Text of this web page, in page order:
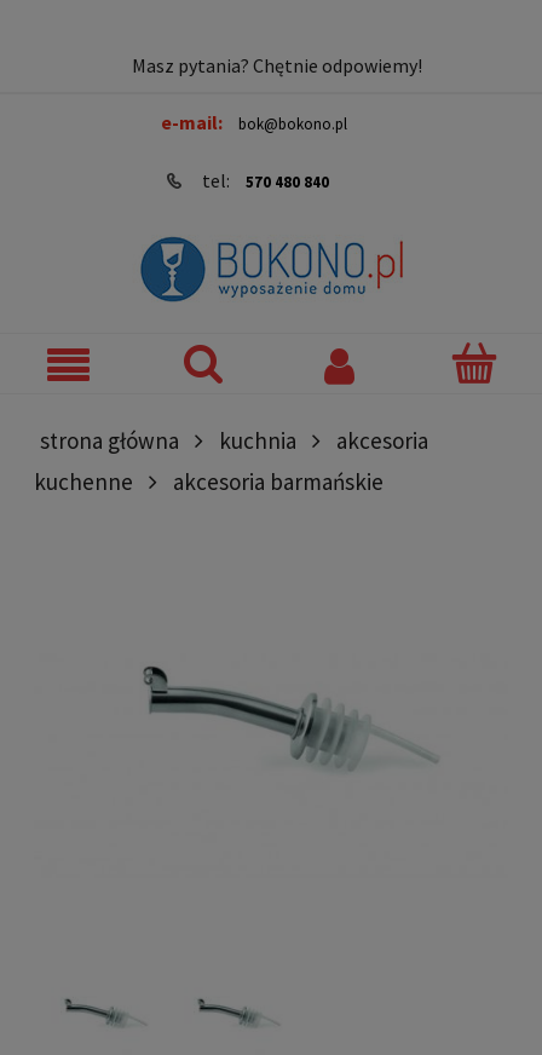
Masz pytania? Chętnie odpowiemy!
e-mail: bok@bokono.pl
tel: 570 480 840
strona główna kuchnia
akcesoria
kuchenne
akcesoria barmańskie